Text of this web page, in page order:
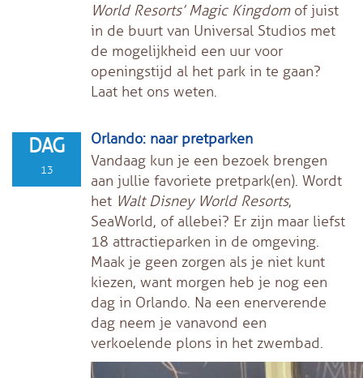
World Resorts’ Magic Kingdomof juist
in de buurt van Universal Studios met
de mogelijkheid een uur voor
openingstijd al het park in te gaan?
Laat het ons weten.
DAG
13
Orlando: naar pretparken
Vandaag kun je een bezoek brengen
aan jullie favoriete pretpark(en). Wordt
het Walt Disney World Resorts,
SeaWorld, of allebei? Er zijn maar liefst
18 attractieparken in de omgeving.
Maak je geen zorgen als je niet kunt
kiezen, want morgen heb je nog een
dag in Orlando. Na een enerverende
dag neem je vanavond een
verkoelende plons in het zwembad.